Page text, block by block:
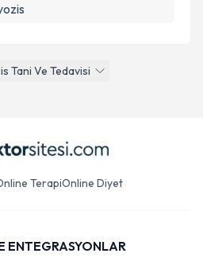
Tani Ve Tedavisi
TerapiOnline Diyet
ENTEGRASYONLAR